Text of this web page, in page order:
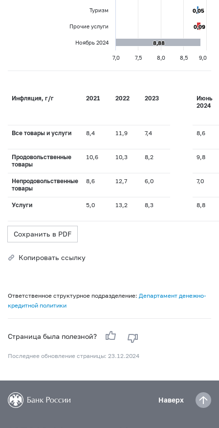
8,88
8,88
0,09
0,09
0,05
0,05
Туризм
Прочие услуги
Ноябрь 2024
7,0 7,5 8,0 8,5 9,0
Инфляция, г/г 2021 2022 2023
Июнь
2024
Все товары и услуги 8,4 11,9 7,4 8,6
Продовольственные
товары
10,6 10,3 8,2 9,8
Непродовольственные
товары
8,6 12,7 6,0 7,0
Услуги 5,0 13,2 8,3 8,8
Сохранить в PDF
Копировать ссылку
Ответственное структурное подразделение: Департамент денежно-
кредитной политики
Страница была полезной?
Последнее обновление страницы: 23.12.2024
Наверх